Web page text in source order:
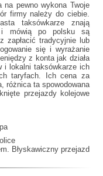
pewno wykona Twoje
firmy należy do ciebie.
taksówkarze znają
i mówią po polsku są
zapłacić tradycyjnie lub
się i wyrażanie
z konta jak działa
i lokalni taksówkarze ich
taryfach. Ich cena za
różnica ta spowodowana
przejazdy kolejowe
Błyskawiczny przejazd